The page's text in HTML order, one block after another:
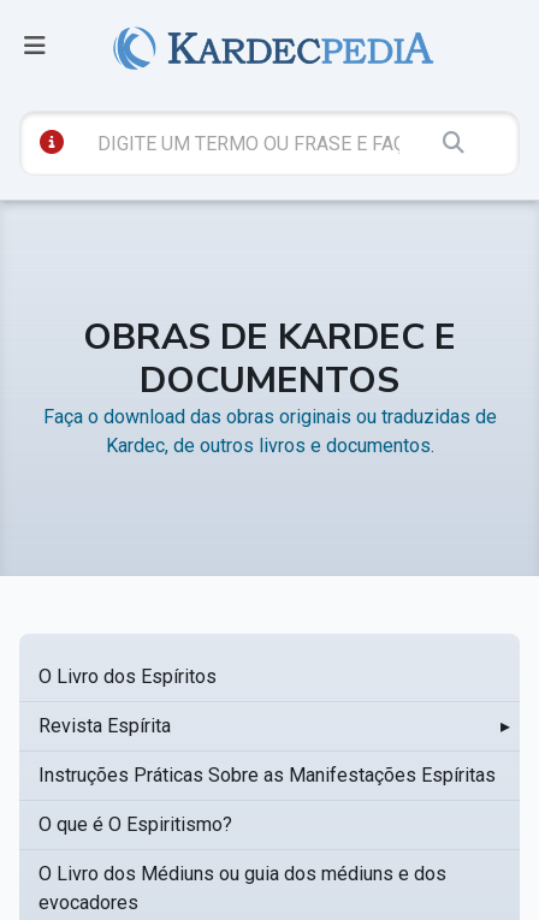
OBRAS DE KARDEC E
DOCUMENTOS
Faça o download das obras originais ou traduzidas de
Kardec, de outros livros e documentos.
O Livro dos Espíritos
Revista Espírita ▸
Instruções Práticas Sobre as Manifestações Espíritas
O que é O Espiritismo?
O Livro dos Médiuns ou guia dos médiuns e dos
evocadores